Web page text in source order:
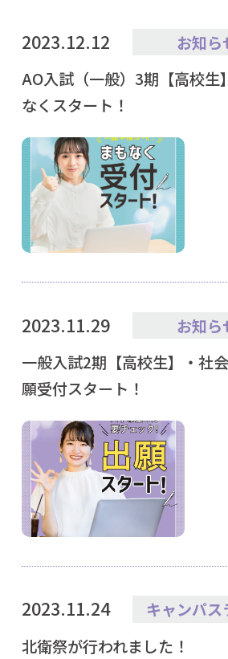
2023.12.12
お知ら
AO入試（一般）3期【高校生
なくスタート！
2023.11.29
お知ら
一般入試2期【高校生】・社
願受付スタート！
2023.11.24
キャンパス
北衛祭が行われました！